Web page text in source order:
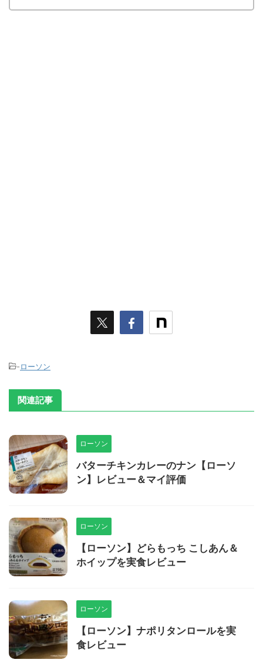
-ローソン
関連記事
ローソン
バターチキンカレーのナン【ローソ
ン】レビュー＆マイ評価
ローソン
【ローソン】どらもっち こしあん＆
ホイップを実食レビュー
ローソン
【ローソン】ナポリタンロールを実
食レビュー